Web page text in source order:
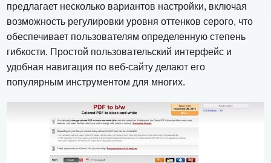
предлагает несколько вариантов настройки, включая
возможность регулировки уровня оттенков серого, что
обеспечивает пользователям определенную степень
гибкости. Простой пользовательский интерфейс и
удобная навигация по веб-сайту делают его
популярным инструментом для многих.